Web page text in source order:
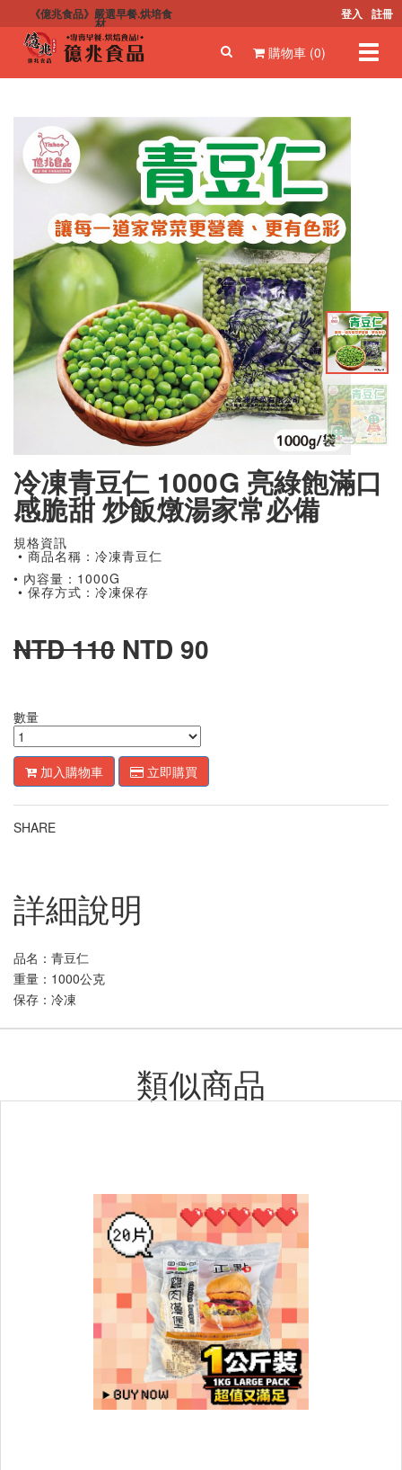
《億兆食品》嚴選早餐.烘培食
材
登入 註冊
購物車 (0)
冷凍青豆仁 1000G 亮綠飽滿口
感脆甜 炒飯燉湯家常必備
規格資訊
• 商品名稱：冷凍青豆仁
• 內容量：1000G
• 保存方式：冷凍保存
NTD 110 NTD 90
數量
加入購物車 立即購買
SHARE
詳細說明
品名：青豆仁
重量：1000公克
保存：冷凍
類似商品